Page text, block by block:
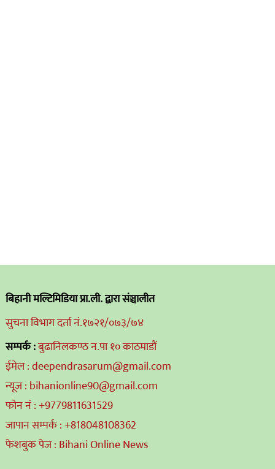
बिहानी मल्टिमिडिया प्रा.ली. द्वारा संञ्चालीत
सुचना विभाग दर्ता नं.१७२१/०७३/७४
सम्पर्क :बुढानिलकण्ठ न.पा १० काठमाडौं
ईमेल : deependrasarum@gmail.com
न्यूज : bihanionline90@gmail.com
फोन नं : +9779811631529
जापान सम्पर्क : +818048108362
फेशबुक पेज : Bihani Online News